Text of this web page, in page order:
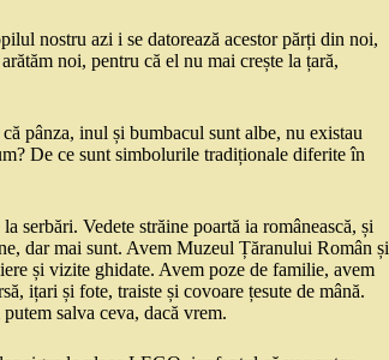
nostru azi i se datorează acestor părți din noi,
noi, pentru că el nu mai crește la țară,
pânza, inul și bumbacul sunt albe, nu existau
De ce sunt simbolurile tradiționale diferite în
Vedete străine poartă ia românească, și
dar mai sunt. Avem Muzeul Țăranului Român și
și vizite ghidate. Avem poze de familie, avem
ițari și fote, traiste și covoare țesute de mână.
salva ceva, dacă vrem.